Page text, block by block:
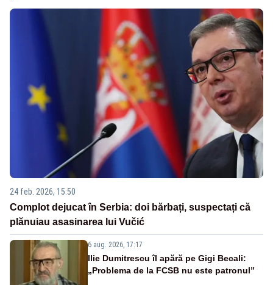
24 feb. 2026, 15:50
Complot dejucat în Serbia: doi bărbați, suspectați că
plănuiau asasinarea lui Vučić
6 aug. 2026, 17:17
Ilie Dumitrescu îl apără pe Gigi Becali:
„Problema de la FCSB nu este patronul”